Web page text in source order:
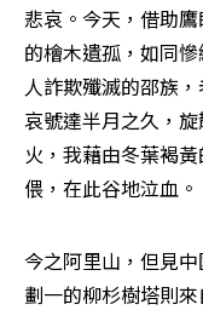
悲哀。今天，借助
的檜木遺孤，如同
人詐欺殲滅的邵族
哀號達半月之久，
火，我藉由冬葉褐
偎，在此谷地泣血。
今之阿里山，但見
劃一的柳杉樹塔則